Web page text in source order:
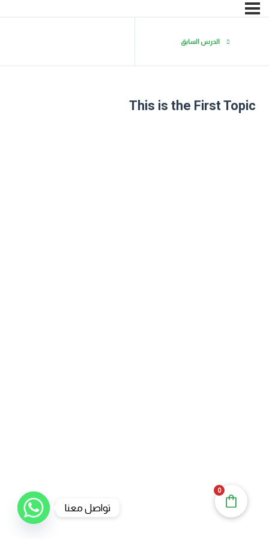
الدرس السابق
This is the First Topic
0
تواصل معنا